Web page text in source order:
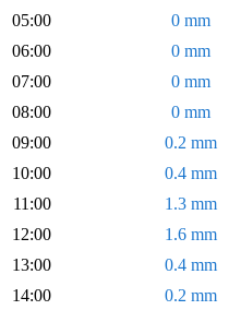
05:00
0 mm
06:00
0 mm
07:00
0 mm
08:00
0 mm
09:00
0.2 mm
10:00
0.4 mm
11:00
1.3 mm
12:00
1.6 mm
13:00
0.4 mm
14:00
0.2 mm